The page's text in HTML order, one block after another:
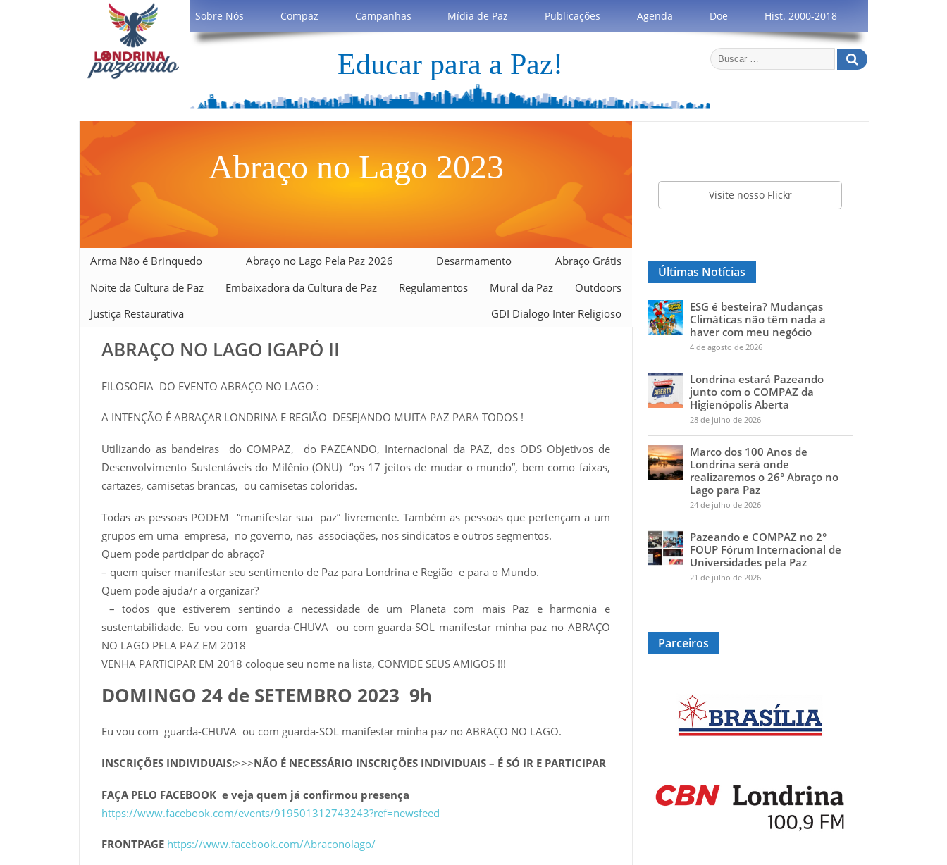
Sobre Nós Compaz Campanhas Mídia de Paz Publicações Agenda Doe Hist. 2000-2018
Educar para a Paz!
Abraço no Lago 2023
Arma Não é Brinquedo Abraço no Lago Pela Paz 2026 Desarmamento
Abraço Grátis
Noite da Cultura de Paz
Embaixadora da Cultura de Paz Regulamentos Mural da Paz
Outdoors
Justiça Restaurativa
GDI Dialogo Inter Religioso
ABRAÇO NO LAGO IGAPÓ II
FILOSOFIA DO EVENTO ABRAÇO NO LAGO :
A INTENÇÃO É ABRAÇAR LONDRINA E REGIÃO DESEJANDO MUITA PAZ PARA TODOS !
Utilizando as bandeiras do COMPAZ, do PAZEANDO, Internacional da PAZ, dos ODS Objetivos de
Desenvolvimento Sustentáveis do Milênio (ONU) “os 17 jeitos de mudar o mundo”, bem como faixas,
cartazes, camisetas brancas, ou camisetas coloridas.
Todas as pessoas PODEM “manifestar sua paz” livremente. Também as pessoas que pertençam a um
grupos em uma empresa, no governo, nas associações, nos sindicatos e outros segmentos.
Quem pode participar do abraço?
– quem quiser manifestar seu sentimento de Paz para Londrina e Região e para o Mundo.
Quem pode ajuda/r a organizar?
– todos que estiverem sentindo a necessidade de um Planeta com mais Paz e harmonia e
sustentabilidade. Eu vou com guarda-CHUVA ou com guarda-SOL manifestar minha paz no ABRAÇO
NO LAGO PELA PAZ EM 2018
VENHA PARTICIPAR EM 2018 coloque seu nome na lista, CONVIDE SEUS AMIGOS !!!
DOMINGO 24 de SETEMBRO 2023 9h
Eu vou com guarda-CHUVA ou com guarda-SOL manifestar minha paz no ABRAÇO NO LAGO.
INSCRIÇÕES INDIVIDUAIS:>>>NÃO É NECESSÁRIO INSCRIÇÕES INDIVIDUAIS – É SÓ IR E PARTICIPAR
FAÇA PELO FACEBOOK e veja quem já confirmou presença
https://www.facebook.com/events/919501312743243?ref=newsfeed
FRONTPAGE https://www.facebook.com/Abraconolago/
Visite nosso Flickr
Últimas Notícias
ESG é besteira? Mudanças
Climáticas não têm nada a
haver com meu negócio
4 de agosto de 2026
Londrina estará Pazeando
junto com o COMPAZ da
Higienópolis Aberta
28 de julho de 2026
Marco dos 100 Anos de
Londrina será onde
realizaremos o 26° Abraço no
Lago para Paz
24 de julho de 2026
Pazeando e COMPAZ no 2°
FOUP Fórum Internacional de
Universidades pela Paz
21 de julho de 2026
Parceiros